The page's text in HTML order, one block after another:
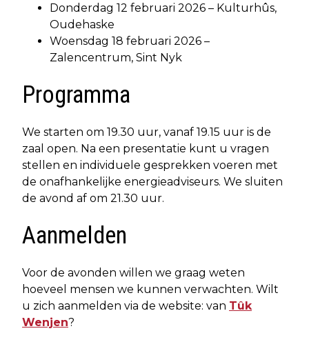
Donderdag 12 februari 2026 – Kulturhûs,
Oudehaske
Woensdag 18 februari 2026 –
Zalencentrum, Sint Nyk
Programma
We starten om 19.30 uur, vanaf 19.15 uur is de
zaal open. Na een presentatie kunt u vragen
stellen en individuele gesprekken voeren met
de onafhankelijke energieadviseurs. We sluiten
de avond af om 21.30 uur.
Aanmelden
Voor de avonden willen we graag weten
hoeveel mensen we kunnen verwachten. Wilt
u zich aanmelden via de website: van Tûk
Wenjen?